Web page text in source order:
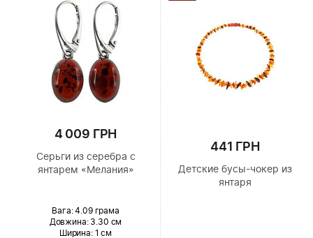
4 009 ГРН
Серьги из серебра с
янтарем «Мелания»
Вага: 4.09 грама
Довжина:3.30 см
Ширина: 1 см
441 ГРН
Детские бусы-чокер из
янтаря